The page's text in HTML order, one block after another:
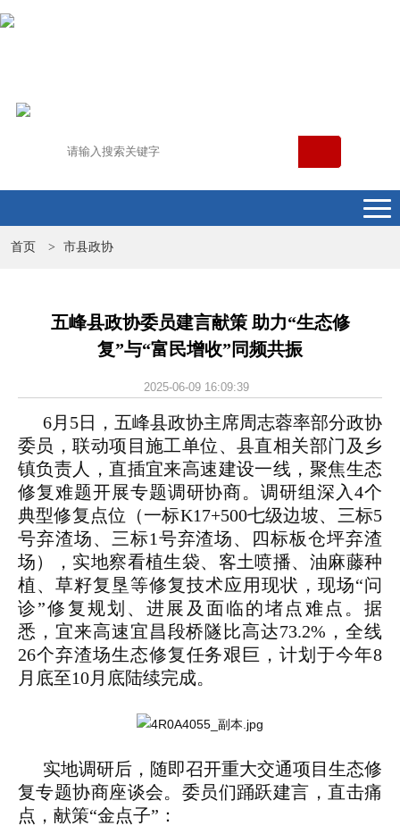
首页 > 市县政协
五峰县政协委员建言献策 助力“生态修
复”与“富民增收”同频共振
2025-06-09 16:09:39
6月5日，五峰县政协主席周志蓉率部分政协
委员，联动项目施工单位、县直相关部门及乡
镇负责人，直插宜来高速建设一线，聚焦生态
修复难题开展专题调研协商。调研组深入4个
典型修复点位（一标K17+500七级边坡、三标5
号弃渣场、三标1号弃渣场、四标板仓坪弃渣
场），实地察看植生袋、客土喷播、油麻藤种
植、草籽复垦等修复技术应用现状，现场“问
诊”修复规划、进展及面临的堵点难点。据
悉，宜来高速宜昌段桥隧比高达73.2%，全线
26个弃渣场生态修复任务艰巨，计划于今年8
月底至10月底陆续完成。
实地调研后，随即召开重大交通项目生态修
复专题协商座谈会。委员们踊跃建言，直击痛
点，献策“金点子”：